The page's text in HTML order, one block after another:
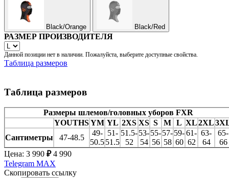
Black/Orange Black/Red
РАЗМЕР ПРОИЗВОДИТЕЛЯ
Данной позиции нет в наличии. Пожалуйста, выберите доступные свойства.
Таблица размеров
Таблица размеров
Размеры шлемов/головных уборов FXR
YOUTHSYM YL 2XS XS S M L XL2XL
Сантиметры
47-48.5
49-
50.5
51-
51.5
51.5-
52
53-
54
55-
56
57-
58
59-
60
61-
62
63-
64
65-
66
Цена: 3 990 ₽ 4 990
Telegram MAX
Скопировать ссылку